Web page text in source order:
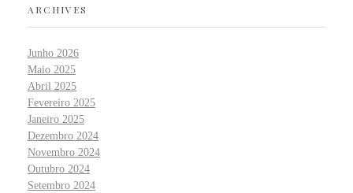
ARCHIVES
Junho 2026
Maio 2025
Abril 2025
Fevereiro 2025
Janeiro 2025
Dezembro 2024
Novembro 2024
Outubro 2024
Setembro 2024